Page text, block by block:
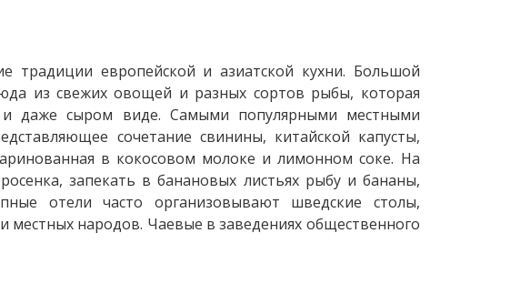
традиции европейской и азиатской кухни. Большой
из свежих овощей и разных сортов рыбы, которая
и даже сыром виде. Самыми популярными местными
сочетание свинины, китайской капусты,
в кокосовом молоке и лимонном соке. На
запекать в банановых листьях рыбу и бананы,
отели часто организовывают шведские столы,
народов. Чаевые в заведениях общественного